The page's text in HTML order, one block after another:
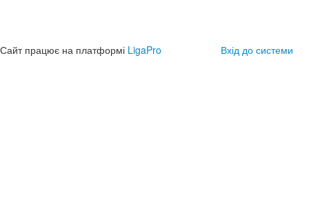
Сайт працює на платформі LigaPro Вхід до системи